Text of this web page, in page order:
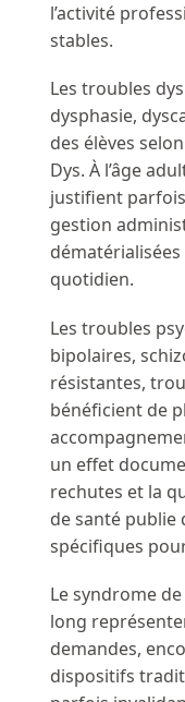
l’activité
stables.
Les troubles
dysphasie,
des élèves
Dys. À l’âge
justifient
gestion
quotidien.
Les troubles
bipolaires,
résistantes,
bénéficient de
un effet
rechutes et la
de santé publie
spécifiques
Le syndrome
long
demandes,
dispositifs